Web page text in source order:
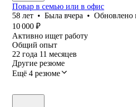
Повар в семью или в офис
58 лет • Была вчера • Обновлено
10 000 ₽
Активно ищет работу
Общий опыт
22 года 11 месяцев
Другие резюме
Ещё 4 резюме